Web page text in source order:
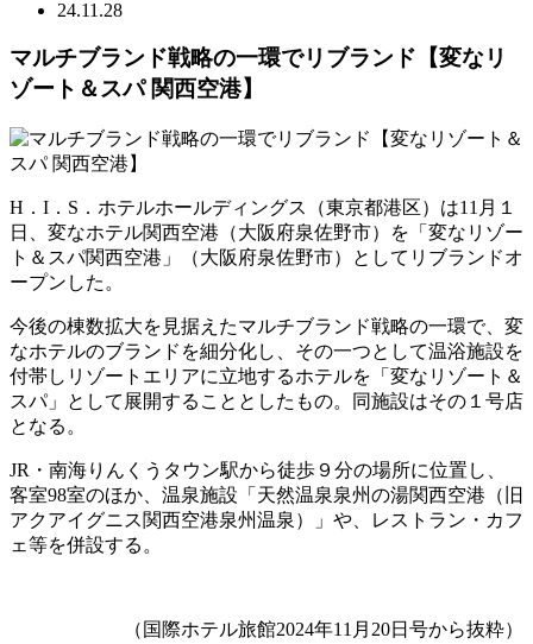
24.11.28
マルチブランド戦略の一環でリブランド【変なリ
ゾート＆スパ 関西空港】
H．I．S．ホテルホールディングス（東京都港区）は11月１
日、変なホテル関西空港（大阪府泉佐野市）を「変なリゾー
ト＆スパ関西空港」（大阪府泉佐野市）としてリブランドオ
ープンした。
今後の棟数拡大を見据えたマルチブランド戦略の一環で、変
なホテルのブランドを細分化し、その一つとして温浴施設を
付帯しリゾートエリアに立地するホテルを「変なリゾート＆
スパ」として展開することとしたもの。同施設はその１号店
となる。
JR・南海りんくうタウン駅から徒歩９分の場所に位置し、
客室98室のほか、温泉施設「天然温泉泉州の湯関西空港（旧
アクアイグニス関西空港泉州温泉）」や、レストラン・カフ
ェ等を併設する。
（国際ホテル旅館2024年11月20日号から抜粋）